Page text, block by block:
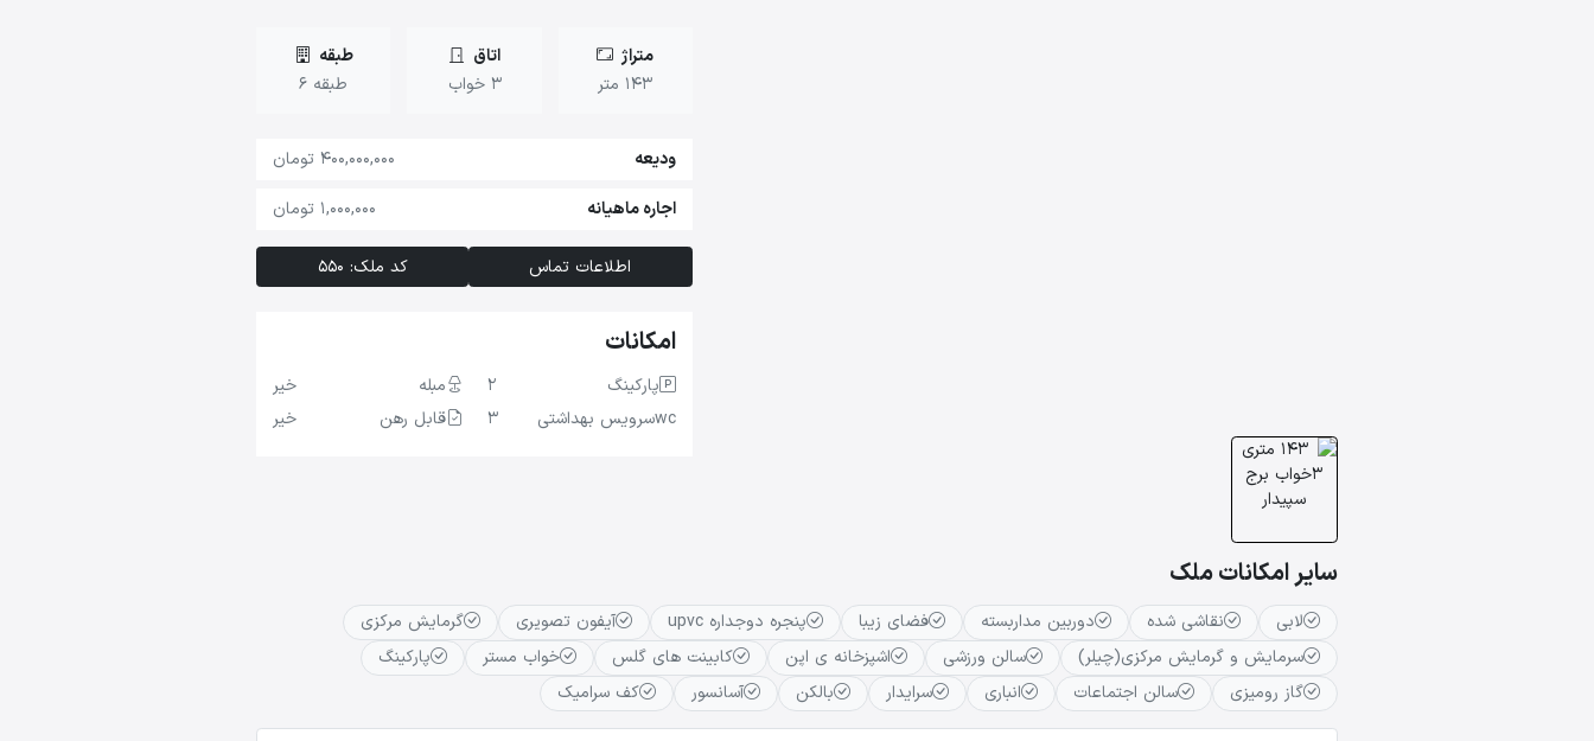
متراژ
143 متر
اتاق
3 خواب
طبقه
طبقه 6
ودیعه
400,000,000 تومان
اجاره ماهیانه
1,000,000 تومان
اطلاعات تماس کد ملک: 550
امکانات
پارکینگ
2
wcسرویس بهداشتی 3
مبله
خیر
قابل رهن
خیر
سایر امکانات ملک
لابی نقاشی شده دوربین مداربسته فضای زیبا پنجره دوجداره upvc آیفون تصویری
گرمایش مرکزی
سرمایش و گرمایش مرکزی(چیلر)
سالن ورزشی اشپزخانه ی اپن کابینت های گلس خواب مستر
پارکینگ
گاز رومیزی
سالن اجتماعات انباری سرایدار بالکن آسانسور کف سرامیک